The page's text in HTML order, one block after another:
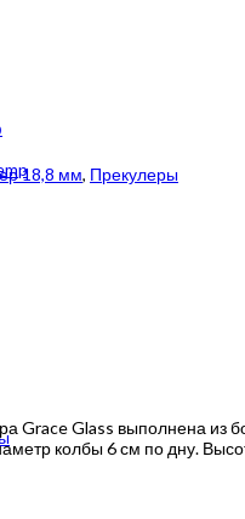
18,8 мм, Прекулеры
Grace Glass выполнена из
колбы 6 см по дну.